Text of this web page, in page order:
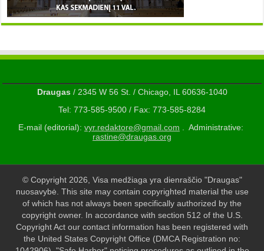
Draugas/ 2345 W 56 St. / Chicago, IL 60636-1040
Tel: 773-585-9500 / Fax: 773-585-8284
E-mail (editorial): vyr.redaktore@gmail.com . Administrative:
rastine@draugas.org
© Copyright 2026, Visa medžiaga yra dienraščio "Draugas"
nuosavybė. This site may contain copyrighted material the use
of which has not always been specifically authorized by the
copyright owner. In accordance with section 512 of the U.S.
Copyright Act our contact information has been registered with
the United States Copyright Office (DMCA Registration no: